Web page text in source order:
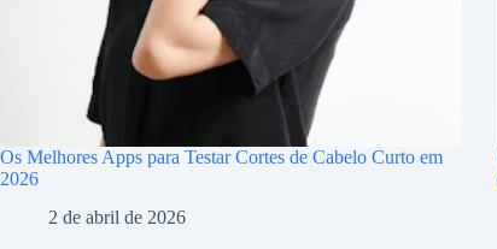
Os Melhores Apps para Testar Cortes de Cabelo Curto em
2026
2 de abril de 2026